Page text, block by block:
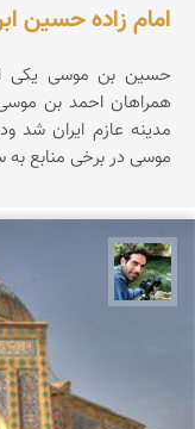
امام زاده حسین ابن
حسین بن موسی یکی
مدینه عازم ایران
موسی در برخی منابع